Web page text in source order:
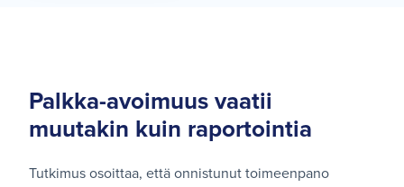
Palkka-avoimuus vaatii
muutakin kuin raportointia
Tutkimus osoittaa, että onnistunut toimeenpano